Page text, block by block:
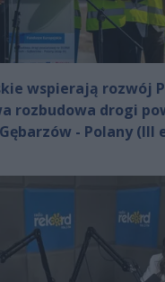
wspierają rozwój
rozbudowa drogi
- Polany (III